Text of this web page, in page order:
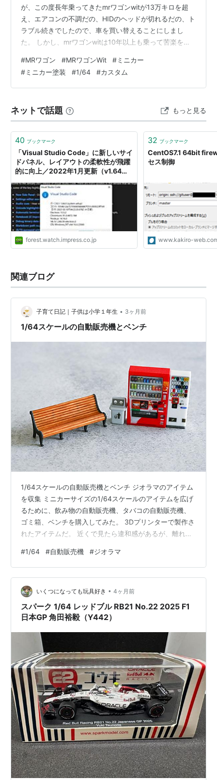
が、この度長年乗ってきたmrワゴンwitが13万キロを超
え、エアコンの不調だの、HIDのヘッドが切れるだの、ト
ラブル続きでしたので、車を買い替えることにしまし
た。 しかし、mrワゴンwitは10年以上も乗って苦楽を共
ニカーを部屋に飾りたいと思いました。しかし、mrワゴ
ンwitのミニカーは売っているものの、私の車の色はな
く、ならば塗り直してみよう、と思い立ったのでありま
り、このヘッドライトとフォルムに一目惚れしましま。
いやー色を塗り替えるだけ…
#MRワゴン #MRワゴンWit #ミニカー
#ミニカー塗装 #1/64 #カスタム
ネットで話題 もっと見る
40 ブックマーク
「Visual Studio Code」に新しいサイ
ドパネル、レイアウトの柔軟性が飛躍
的に向上／2022年1月更新（v1.64）
forest.watch.impress.co.jp
32 ブックマーク
CentOS7.1 64bit
セス制御
www.kakiro-
関連ブログ
子育て日記｜子供は小学１年生 • 3ヶ月前
1/64スケールの自動販売機とベンチ
1/64スケールの自動販売機とベンチ ジオラマのアイテム
を収集 ミニカーサイズの1/64スケールのアイテムを広げ
るために、飲み物の自動販売機、タバコの自動販売機、
ゴミ箱、ベンチを購入してみた。 3Dプリンターで製作さ
れたアイテムだ。 近くで見たら違和感があるが、離れて
回り大きい方がいいような気がする。 ちょっと小さいか
なっと思ってしまう。 ミニカーとフィギュアを組み合わ
せてみた。 やはり自販機が小さい。 自販機が設置されて
いる画像を見たら、ブロックの上に自販機が乗せられて
いるのに気付いた。 だから、リアルな自販機はもう少し
高いんだ。 次は壁か…
#1/64 #自動販売機 #ジオラマ
いくつになっても玩具好き • 4ヶ月前
スパーク 1/64 レッドブル RB21 No.22 2025 F1
日本GP 角田裕毅（Y442）